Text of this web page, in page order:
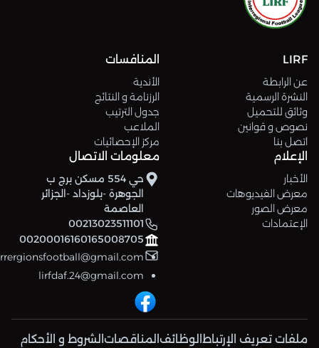
LIRF
عن الرابطة
النشرة الرسمية
وثائق للتحميل
نصوص و قوانين
اتصل بنا
المنافسات
الأندية
الرزنامة و النتائج
جدول الترتيب
الملاعب
مركز الإحصائيات
الإعلام
الأخبار
معرض الفيديوهات
معرض الصور
الإعتمادات
معلومات الاتصال
حي 554 مسكن برج ب
الجوهرة -بلوزداد -الجزائر
العاصمة
00213023511101
00200016160165008705
lirfdaf.24@gmail.com
ملفات تعريف الإرتباط الوظائف المناقصات الشروط و الأحكام